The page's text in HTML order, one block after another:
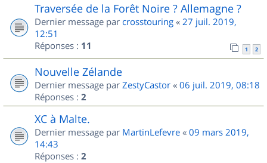
Traversée de la Forêt Noire ? Allemagne ?
Dernier message par crosstouring « 27 juil. 2019,
12:51
Réponses : 11 1 2
Nouvelle Zélande
Dernier message par ZestyCastor « 06 juil. 2019, 08:18
Réponses : 2
XC à Malte.
Dernier message par MartinLefevre « 09 mars 2019,
14:43
Réponses : 2